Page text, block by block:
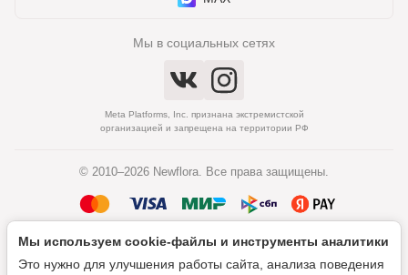
Мы в социальных сетях
Meta Platforms, Inc. признана экстремистской
организацией и запрещена на территории РФ
© 2010–2026 Newflora. Все права защищены.
Политика обработки персональных данных
Мы используем cookie‑файлы и инструменты аналитики
Это нужно для улучшения работы сайта, анализа поведения